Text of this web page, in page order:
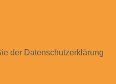
der Datenschutzerklärung